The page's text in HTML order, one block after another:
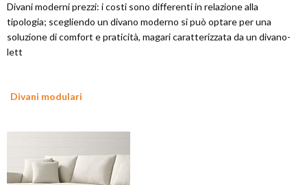
Divani moderni prezzi: i costi sono differenti in relazione alla
tipologia; scegliendo un divano moderno si può optare per una
soluzione di comfort e praticità, magari caratterizzata da un divano-
lett
Divani modulari